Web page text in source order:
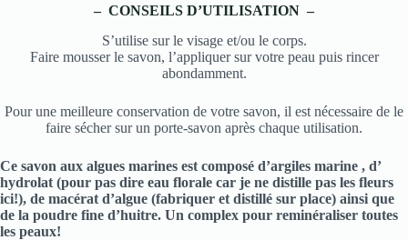
– CONSEILS D’UTILISATION –
S’utilise sur le visage et/ou le corps.
Faire mousser le savon, l’appliquer sur votre peau puis rincer
abondamment.
Pour une meilleure conservation de votre savon, il est nécessaire de le
faire sécher sur un porte-savon après chaque utilisation.
Ce savon aux algues marines est composé d’argiles marine , d’
hydrolat (pour pas dire eau florale car je ne distille pas les fleurs
ici!), de macérat d’algue (fabriquer et distillé sur place) ainsi que
de la poudre fine d’huitre. Un complex pour reminéraliser toutes
les peaux!